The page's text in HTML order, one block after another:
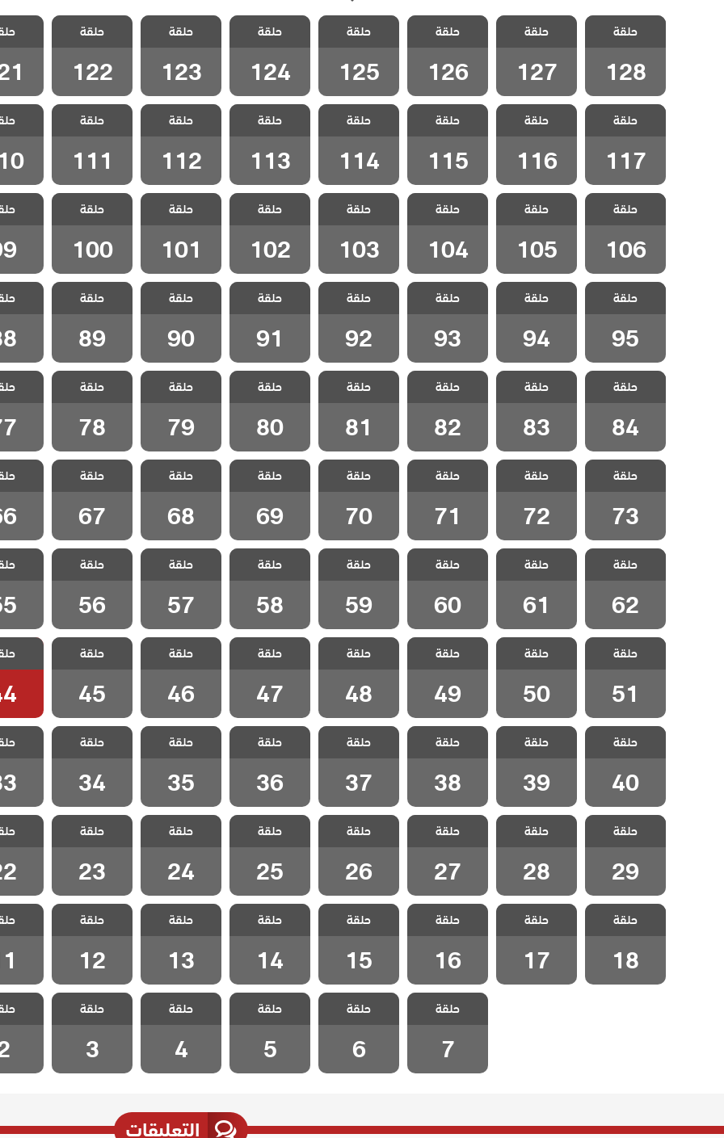
مسلسل اخوتي
4 مدبلج الحلقة
128 والاخيرة
حلقة
128
مسلسل اخوتي
4 مدبلج الحلقة
127
حلقة
127
مسلسل اخوتي
4 مدبلج الحلقة
126
حلقة
126
مسلسل اخوتي
4 مدبلج الحلقة
125
حلقة
125
مسلسل اخوتي
4 مدبلج الحلقة
124
حلقة
124
مسلسل اخوتي
4 مدبلج الحلقة
123
حلقة
123
مسلسل اخوتي
4 مدبلج الحلقة
122
حلقة
122
مسلسل
4
مسلسل اخوتي
4 مدبلج الحلقة
117
حلقة
117
مسلسل اخوتي
4 مدبلج الحلقة
116
حلقة
116
مسلسل اخوتي
4 مدبلج الحلقة
115
حلقة
115
مسلسل اخوتي
4 مدبلج الحلقة
114
حلقة
114
مسلسل اخوتي
4 مدبلج الحلقة
113
حلقة
113
مسلسل اخوتي
4 مدبلج الحلقة
112
حلقة
112
مسلسل اخوتي
4 مدبلج الحلقة
111
حلقة
111
مسلسل
4
مسلسل اخوتي
4 مدبلج الحلقة
106
حلقة
106
مسلسل اخوتي
4 مدبلج الحلقة
105
حلقة
105
مسلسل اخوتي
4 مدبلج الحلقة
104
حلقة
104
مسلسل اخوتي
4 مدبلج الحلقة
103
حلقة
103
مسلسل اخوتي
4 مدبلج الحلقة
102
حلقة
102
مسلسل اخوتي
4 مدبلج الحلقة
101
حلقة
101
مسلسل اخوتي
4 مدبلج الحلقة
100
حلقة
100
مسلسل
4
مسلسل اخوتي
4 مدبلج الحلقة
95
حلقة
95
مسلسل اخوتي
4 مدبلج الحلقة
94
حلقة
94
مسلسل اخوتي
4 مدبلج الحلقة
93
حلقة
93
مسلسل اخوتي
4 مدبلج الحلقة
92
حلقة
92
مسلسل اخوتي
4 مدبلج الحلقة
91
حلقة
91
مسلسل اخوتي
4 مدبلج الحلقة
90
حلقة
90
مسلسل اخوتي
4 مدبلج الحلقة
89
حلقة
89
مسلسل
4
مسلسل اخوتي
4 مدبلج الحلقة
84
حلقة
84
مسلسل اخوتي
4 مدبلج الحلقة
83
حلقة
83
مسلسل اخوتي
4 مدبلج الحلقة
82
حلقة
82
مسلسل اخوتي
4 مدبلج الحلقة
81
حلقة
81
مسلسل اخوتي
4 مدبلج الحلقة
80
حلقة
80
مسلسل اخوتي
4 مدبلج الحلقة
79
حلقة
79
مسلسل اخوتي
4 مدبلج الحلقة
78
حلقة
78
مسلسل
4
مسلسل اخوتي
4 مدبلج الحلقة
73
حلقة
73
مسلسل اخوتي
4 مدبلج الحلقة
72
حلقة
72
مسلسل اخوتي
4 مدبلج الحلقة
71
حلقة
71
مسلسل اخوتي
4 مدبلج الحلقة
70
حلقة
70
مسلسل اخوتي
4 مدبلج الحلقة
69
حلقة
69
مسلسل اخوتي
4 مدبلج الحلقة
68
حلقة
68
مسلسل اخوتي
4 مدبلج الحلقة
67
حلقة
67
مسلسل
4
مسلسل اخوتي
4 مدبلج الحلقة
62
حلقة
62
مسلسل اخوتي
4 مدبلج الحلقة
61
حلقة
61
مسلسل اخوتي
4 مدبلج الحلقة
60
حلقة
60
مسلسل اخوتي
4 مدبلج الحلقة
59
حلقة
59
مسلسل اخوتي
4 مدبلج الحلقة
58
حلقة
58
مسلسل اخوتي
4 مدبلج الحلقة
57
حلقة
57
مسلسل اخوتي
4 مدبلج الحلقة
56
حلقة
56
مسلسل
4
مسلسل اخوتي
4 مدبلج الحلقة
51
حلقة
51
مسلسل اخوتي
4 مدبلج الحلقة
50
حلقة
50
مسلسل اخوتي
4 مدبلج الحلقة
49
حلقة
49
مسلسل اخوتي
4 مدبلج الحلقة
48
حلقة
48
مسلسل اخوتي
4 مدبلج الحلقة
47
حلقة
47
مسلسل اخوتي
4 مدبلج الحلقة
46
حلقة
46
مسلسل اخوتي
4 مدبلج الحلقة
45
حلقة
45
مسلسل
4
مسلسل اخوتي
4 مدبلج الحلقة
40
حلقة
40
مسلسل اخوتي
4 مدبلج الحلقة
39
حلقة
39
مسلسل اخوتي
4 مدبلج الحلقة
38
حلقة
38
مسلسل اخوتي
4 مدبلج الحلقة
37
حلقة
37
مسلسل اخوتي
4 مدبلج الحلقة
36
حلقة
36
مسلسل اخوتي
4 مدبلج الحلقة
35
حلقة
35
مسلسل اخوتي
4 مدبلج الحلقة
34
حلقة
34
مسلسل
4
مسلسل اخوتي
4 مدبلج الحلقة
29
حلقة
29
مسلسل اخوتي
4 مدبلج الحلقة
28
حلقة
28
مسلسل اخوتي
4 مدبلج الحلقة
27
حلقة
27
مسلسل اخوتي
4 مدبلج الحلقة
26
حلقة
26
مسلسل اخوتي
4 مدبلج الحلقة
25
حلقة
25
مسلسل اخوتي
4 مدبلج الحلقة
24
حلقة
24
مسلسل اخوتي
4 مدبلج الحلقة
23
حلقة
23
مسلسل
4
مسلسل اخوتي
4 مدبلج الحلقة
18
حلقة
18
مسلسل اخوتي
4 مدبلج الحلقة
17
حلقة
17
مسلسل اخوتي
4 مدبلج الحلقة
16
حلقة
16
مسلسل اخوتي
4 مدبلج الحلقة
15
حلقة
15
مسلسل اخوتي
4 مدبلج الحلقة
14
حلقة
14
مسلسل اخوتي
4 مدبلج الحلقة
13
حلقة
13
مسلسل اخوتي
4 مدبلج الحلقة
12
حلقة
12
مسلسل
4
مسلسل اخوتي
4 مدبلج الحلقة
7
حلقة
7
مسلسل اخوتي
4 مدبلج الحلقة
6
حلقة
6
مسلسل اخوتي
4 مدبلج الحلقة
5
حلقة
5
مسلسل اخوتي
4 مدبلج الحلقة
4
حلقة
4
مسلسل اخوتي
4 مدبلج الحلقة
3
حلقة
3
مسلسل
4
2
التعليقات